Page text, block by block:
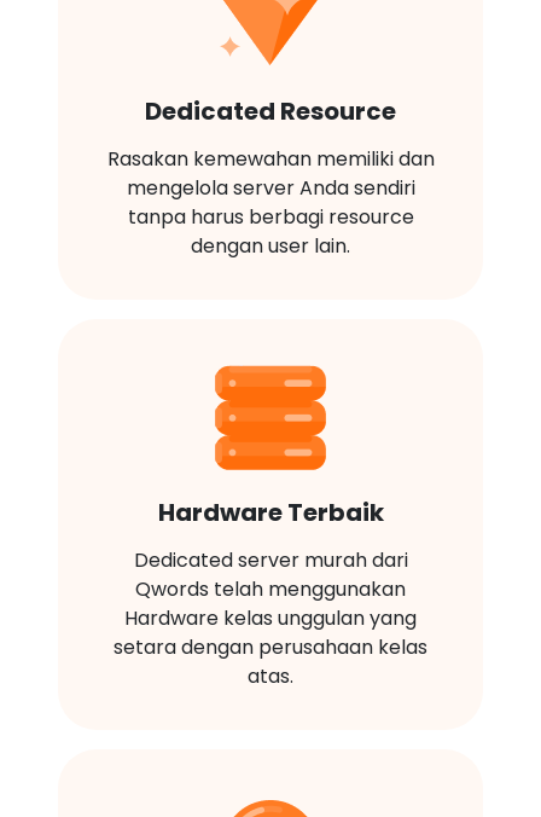
Dedicated Resource
Rasakan kemewahan memiliki dan
mengelola server Anda sendiri
tanpa harus berbagi resource
dengan user lain.
Hardware Terbaik
Dedicated server murah dari
Qwords telah menggunakan
Hardware kelas unggulan yang
setara dengan perusahaan kelas
atas.